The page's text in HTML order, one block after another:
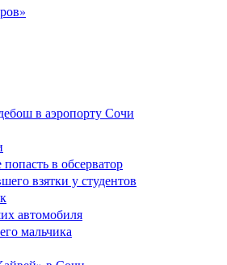
в аэропорту Сочи
в обсерватор
взятки у студентов
автомобиля
мальчика